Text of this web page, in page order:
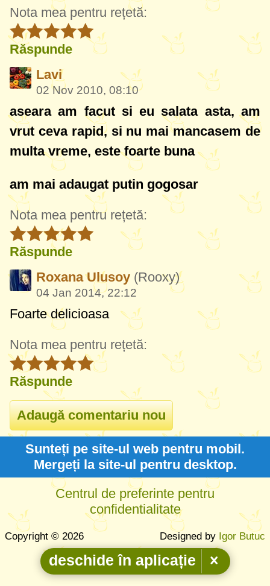
Nota mea pentru rețetă:
Răspunde
Lavi
02 Nov 2010, 08:10
aseara am facut si eu salata asta, am
vrut ceva rapid, si nu mai mancasem de
multa vreme, este foarte buna
am mai adaugat putin gogosar
Nota mea pentru rețetă:
Răspunde
Roxana Ulusoy (Rooxy)
04 Jan 2014, 22:12
Foarte delicioasa
Nota mea pentru rețetă:
Răspunde
Sunteți pe site-ul web pentru mobil.
Mergeți la site-ul pentru desktop.
Centrul de preferinte pentru
confidentialitate
Copyright © 2026 Designed by Igor Butuc
deschide în aplicație